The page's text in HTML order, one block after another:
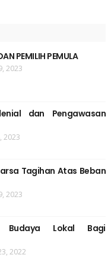
PEMILIH PEMULA
2023
dan Pengawasan
2023
Tagihan Atas Beban
2023
Budaya Lokal Bagi
2022